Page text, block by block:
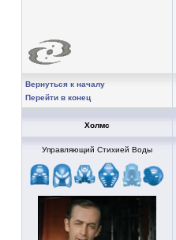
Вернуться к началу
Перейти в конец
Холмс
Управляющий Стихией Воды